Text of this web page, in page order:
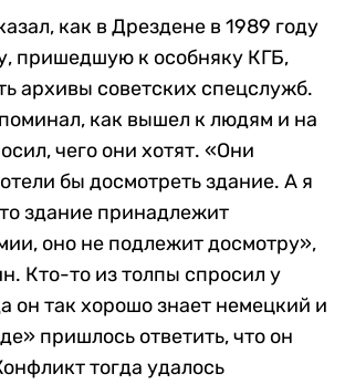
как в Дрездене в 1989 году
пришедшую к особняку КГБ,
архивы советских спецслужб.
как вышел к людям и на
чего они хотят. «Они
бы досмотреть здание. А я
здание принадлежит
оно не подлежит досмотру»,
Кто-то из толпы спросил у
он так хорошо знает немецкий и
пришлось ответить, что он
тогда удалось